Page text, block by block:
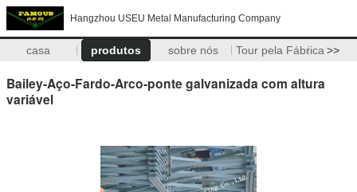
Hangzhou USEU Metal Manufacturing Company
casa produtos sobre nós Tour pela Fábrica >>
Bailey-Aço-Fardo-Arco-ponte galvanizada com altura
variável